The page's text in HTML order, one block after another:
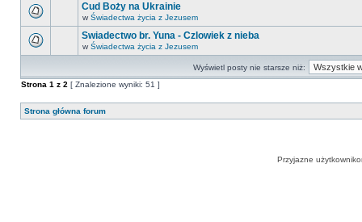
Cud Boży na Ukrainie
w Świadectwa życia z Jezusem
Swiadectwo br. Yuna - Czlowiek z nieba
w Świadectwa życia z Jezusem
Wyświetl posty nie starsze niż:
Strona 1 z 2 [ Znalezione wyniki: 51 ]
Strona główna forum
Przyjazne